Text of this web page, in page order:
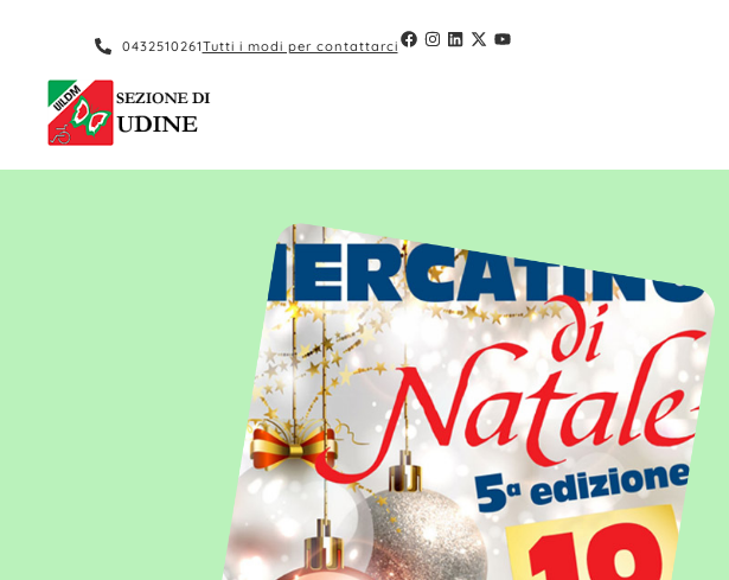
0432510261Tutti i modi per contattarci